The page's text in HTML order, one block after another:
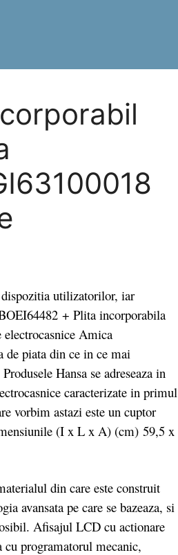
utilizatorilor, iar
+ Plita incorporabila
Amica
piata din ce in ce mai
Hansa se adreseaza in
caracterizate in primul
vorbim astazi este un cuptor
(I x L x A) (cm) 59,5 x
din care este construit
avansata pe care se bazeaza, si
Afisajul LCD cu actionare
programatorul mecanic,